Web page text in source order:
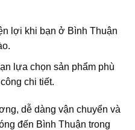
lợi khi bạn ở Bình Thuận
lựa chọn sản phẩm phù
chi tiết.
dễ dàng vận chuyển và
đến Bình Thuận trong